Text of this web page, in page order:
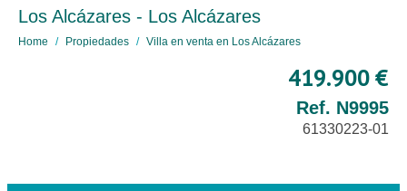
Los Alcázares - Los Alcázares
Home Propiedades Villa en venta en Los Alcázares
419.900 €
Ref. N9995
61330223-01